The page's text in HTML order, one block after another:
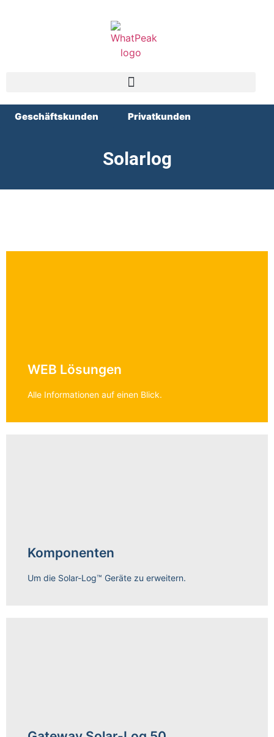
Geschäftskunden Privatkunden
Solarlog
WEB Lösungen
Alle Informationen auf einen Blick.
Mehr erfahren
Komponenten
Um die Solar-Log™ Geräte zu erweitern.